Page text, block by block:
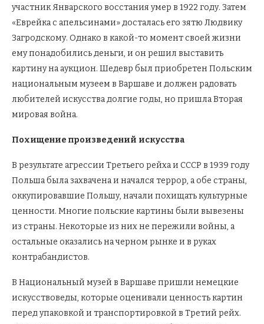
участник Январского восстания умер в 1922 году. Затем
«Еврейка с апельсинами» досталась его зятю Людвику
Загродскому. Однако в какой-то момент своей жизни
ему понадобились деньги, и он решил выставить
картину на аукцион. Шедевр был приобретен Польским
национальным музеем в Варшаве и должен радовать
любителей искусства долгие годы, но пришла Вторая
мировая война.
Похищение произведений искусства
В результате агрессии Третьего рейха и СССР в 1939 году
Польша была захвачена и начался террор, а обе страны,
оккупировавшие Польшу, начали похищать культурные
ценности. Многие польские картины были вывезены
из страны. Некоторые из них не пережили войны, а
остальные оказались на черном рынке и в руках
контрабандистов.
В Национальный музей в Варшаве пришли немецкие
искусствоведы, которые оценивали ценность картин
перед упаковкой и транспортировкой в Третий рейх.